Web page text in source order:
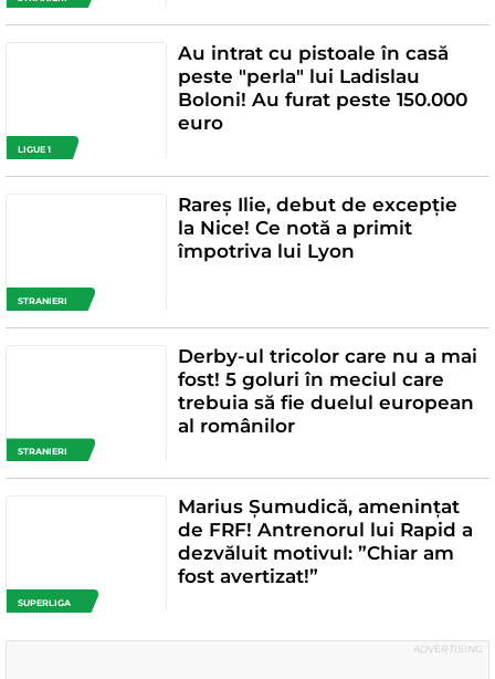
LIGUE 1
Au intrat cu pistoale în casă
peste "perla" lui Ladislau
Boloni! Au furat peste 150.000
euro
STRANIERI
Rareș Ilie, debut de excepție
la Nice! Ce notă a primit
împotriva lui Lyon
STRANIERI
Derby-ul tricolor care nu a mai
fost! 5 goluri în meciul care
trebuia să fie duelul european
al românilor
SUPERLIGA
Marius Șumudică, amenințat
de FRF! Antrenorul lui Rapid a
dezvăluit motivul: ”Chiar am
fost avertizat!”